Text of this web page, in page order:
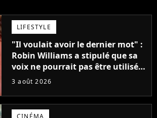
LIFESTYLE
"Il voulait avoir le dernier mot" :
Robin Williams a stipulé que sa
voix ne pourrait pas être utilisée
avant 2039, pourtant Disney
inédits
3 août 2026
CINÉMA